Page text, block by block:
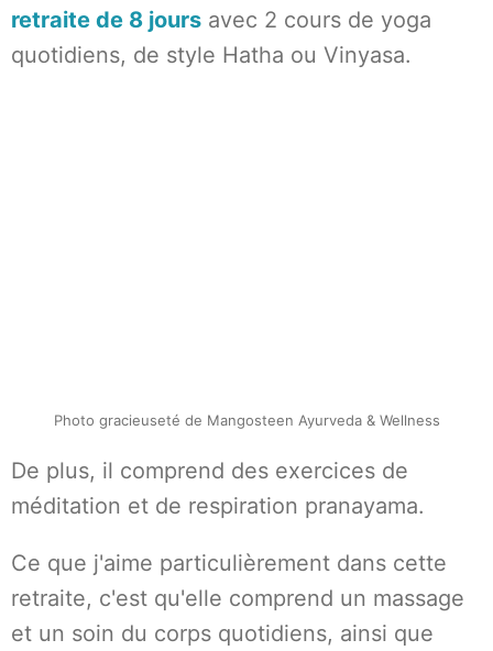
retraite de 8 jours avec 2 cours de yoga
quotidiens, de style Hatha ou Vinyasa.
Photo gracieuseté de Mangosteen Ayurveda & Wellness
De plus, il comprend des exercices de
méditation et de respiration pranayama.
Ce que j'aime particulièrement dans cette
retraite, c'est qu'elle comprend un massage
et un soin du corps quotidiens, ainsi que